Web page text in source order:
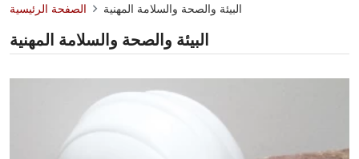
الصفحة الرئيسية البيئة والصحة والسلامة المهنية
البيئة والصحة والسلامة المهنية